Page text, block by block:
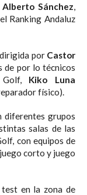
Alberto Sánchez
Ranking Andaluz
por Castor
de por lo técnicos
Kiko Luna
físico).
diferentes grupos
salas de las
con equipos de
corto y juego
en la zona de